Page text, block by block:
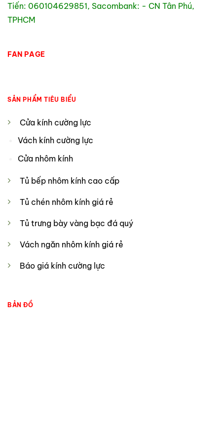
Tiến: 060104629851, Sacombank: - CN Tân Phú,
TPHCM
FAN PAGE
SẢN PHẨM TIÊU BIỂU
Cửa kính cường lực
Vách kính cường lực
Cửa nhôm kính
Tủ bếp nhôm kính cao cấp
Tủ chén nhôm kính giá rẻ
Tủ trưng bày vàng bạc đá quý
Vách ngăn nhôm kính giá rẻ
Báo giá kính cường lực
BẢN ĐỒ